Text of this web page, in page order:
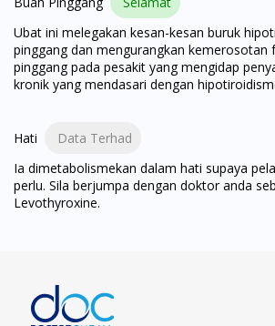
Ubat ini melegakan kesan-kesan buruk
pinggang dan mengurangkan kemerosotan
pinggang pada pesakit yang mengidap
kronik yang mendasari dengan
Hati
Data Terhad
Ia dimetabolismekan dalam hati supaya
perlu. Sila berjumpa dengan doktor anda
Levothyroxine.